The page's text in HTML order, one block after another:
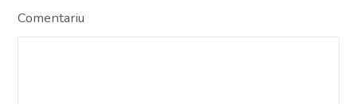
Comentariu